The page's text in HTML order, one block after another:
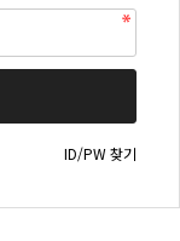
ID/PW 찾기